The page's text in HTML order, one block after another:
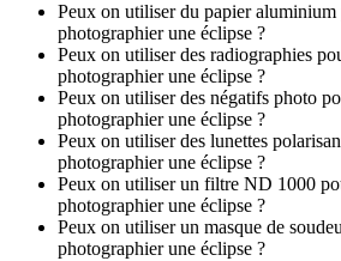
Peux on utiliser du papier aluminium
photographier une éclipse ?
Peux on utiliser des radiographies
photographier une éclipse ?
Peux on utiliser des négatifs photo
photographier une éclipse ?
Peux on utiliser des lunettes
photographier une éclipse ?
Peux on utiliser un filtre ND 1000
photographier une éclipse ?
Peux on utiliser un masque de
photographier une éclipse ?